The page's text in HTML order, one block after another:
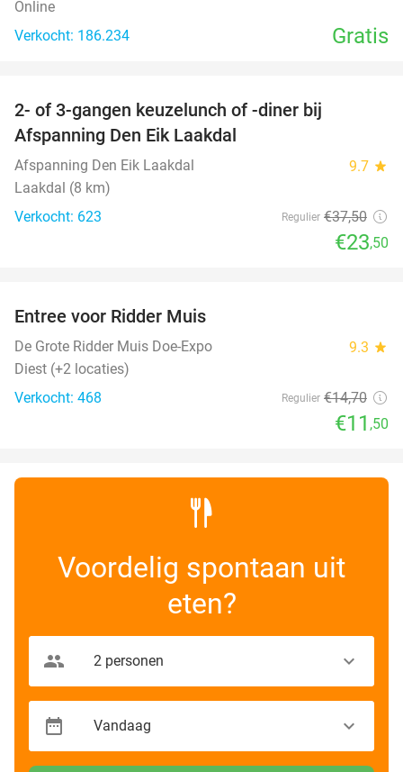
Online
Verkocht: 186.234
Gratis
2- of 3-gangen keuzelunch of -diner bij
Afspanning Den Eik Laakdal
Afspanning Den Eik Laakdal 9.7 star
Laakdal (8 km)
Verkocht: 623
Regulier €37,50
€23,50
Entree voor Ridder Muis
De Grote Ridder Muis Doe-Expo 9.3 star
Diest (+2 locaties)
Verkocht: 468
Regulier €14,70
€11 ,50
Voordelig spontaan uit
eten?